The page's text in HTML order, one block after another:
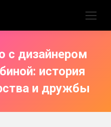
с дизайнером
история
и дружбы